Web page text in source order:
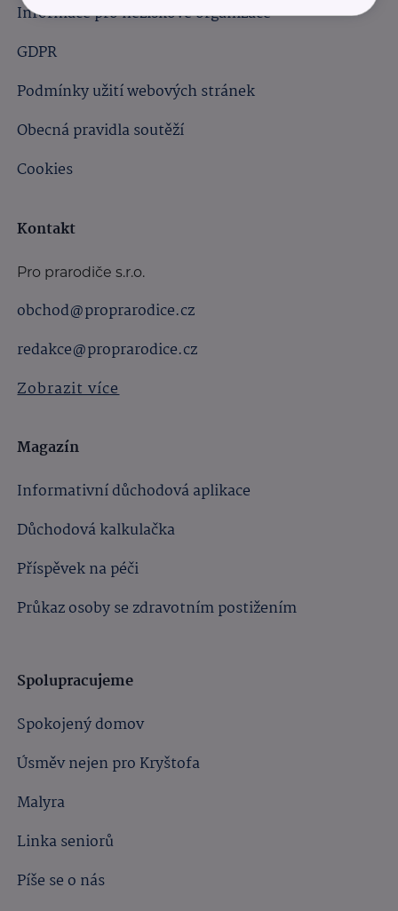
Informace pro neziskové organizace
GDPR
Podmínky užití webových stránek
Obecná pravidla soutěží
Cookies
Kontakt
Pro prarodiče s.r.o.
obchod@proprarodice.cz
redakce@proprarodice.cz
Zobrazit více
Magazín
Informativní důchodová aplikace
Důchodová kalkulačka
Příspěvek na péči
Průkaz osoby se zdravotním postižením
Spolupracujeme
Spokojený domov
Úsměv nejen pro Kryštofa
Malyra
Linka seniorů
Píše se o nás